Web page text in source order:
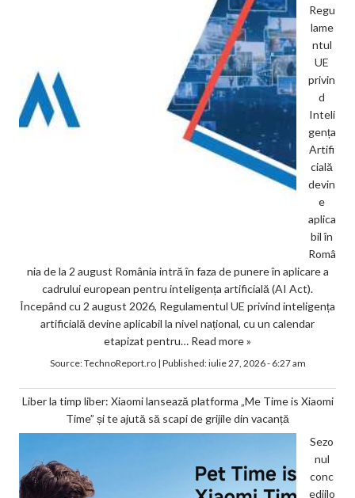
Regu
lame
ntul
UE
privin
d
Inteli
gența
Artifi
cială
devin
e
aplica
bil în
Româ
nia de la 2 august România intră în faza de punere în aplicare a
cadrului european pentru inteligența artificială (AI Act).
Începând cu 2 august 2026, Regulamentul UE privind inteligența
artificială devine aplicabil la nivel național, cu un calendar
etapizat pentru… Read more »
Source:TechnoReport.ro| Published:iulie 27, 2026 - 6:27 am
Liber la timp liber: Xiaomi lansează platforma „Me Time is Xiaomi
Time” și te ajută să scapi de grijile din vacanță
Sezo
nul
conc
ediilo